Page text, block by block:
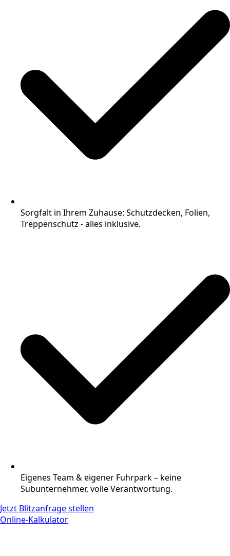
Sorgfalt in Ihrem Zuhause: Schutzdecken, Folien,
Treppenschutz - alles inklusive.
Eigenes Team & eigener Fuhrpark – keine
Subunternehmer, volle Verantwortung.
Jetzt Blitzanfrage stellen
Online-Kalkulator